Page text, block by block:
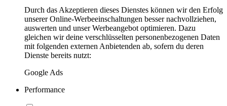
Durch das Akzeptieren dieses Dienstes können wir den Erfolg
unserer Online-Werbeeinschaltungen besser nachvollziehen,
auswerten und unser Werbeangebot optimieren. Dazu
gleichen wir deine verschlüsselten personenbezogenen Daten
mit folgenden externen Anbietenden ab, sofern du deren
Dienste bereits nutzt:
Google Ads
Performance